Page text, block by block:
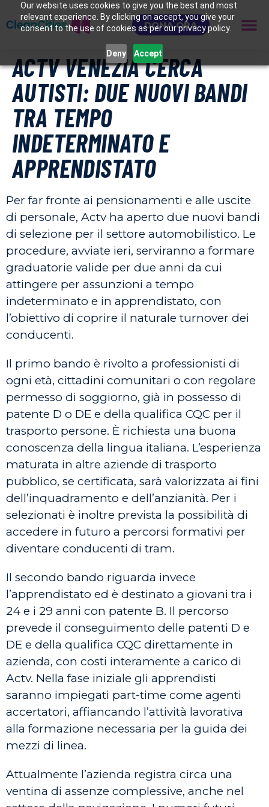
Our website uses cookies to give you the best and most
relevant experience. By clicking on accept, you give your
consent to the use of cookies as per our privacy policy.
Deny Accept
DONA ORA
ACTV VENEZIA CERCA
AUTISTI: DUE NUOVI BANDI
TRA TEMPO
INDETERMINATO E
APPRENDISTATO
Per far fronte ai pensionamenti e alle uscite
di personale, Actv ha aperto due nuovi bandi
di selezione per il settore automobilistico. Le
procedure, avviate ieri, serviranno a formare
graduatorie valide per due anni da cui
attingere per assunzioni a tempo
indeterminato e in apprendistato, con
l’obiettivo di coprire il naturale turnover dei
conducenti.
Il primo bando è rivolto a professionisti di
ogni età, cittadini comunitari o con regolare
permesso di soggiorno, già in possesso di
patente D o DE e della qualifica CQC per il
trasporto persone. È richiesta una buona
conoscenza della lingua italiana. L’esperienza
maturata in altre aziende di trasporto
pubblico, se certificata, sarà valorizzata ai fini
dell’inquadramento e dell’anzianità. Per i
selezionati è inoltre prevista la possibilità di
accedere in futuro a percorsi formativi per
diventare conducenti di tram.
Il secondo bando riguarda invece
l’apprendistato ed è destinato a giovani tra i
24 e i 29 anni con patente B. Il percorso
prevede il conseguimento delle patenti D e
DE e della qualifica CQC direttamente in
azienda, con costi interamente a carico di
Actv. Nella fase iniziale gli apprendisti
saranno impiegati part-time come agenti
accertatori, affiancando l’attività lavorativa
alla formazione necessaria per la guida dei
mezzi di linea.
Attualmente l’azienda registra circa una
ventina di assenze complessive, anche nel